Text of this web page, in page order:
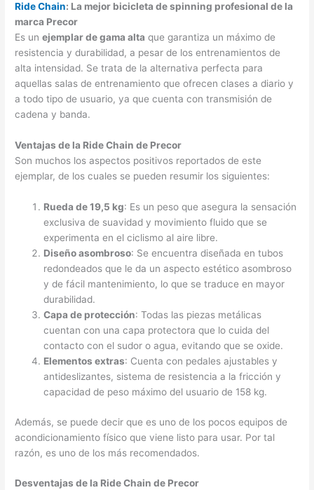
Ride Chain: La mejor bicicleta de spinning profesional de la
marca Precor
Es unejemplar de gama alta que garantiza un máximo de
resistencia y durabilidad, a pesar de los entrenamientos de
alta intensidad. Se trata de la alternativa perfecta para
aquellas salas de entrenamiento que ofrecen clases a diario y
a todo tipo de usuario, ya que cuenta con transmisión de
cadena y banda.
Ventajas de la Ride Chain de Precor
Son muchos los aspectos positivos reportados de este
ejemplar, de los cuales se pueden resumir los siguientes:
Rueda de 19,5 kg: Es un peso que asegura la sensación
exclusiva de suavidad y movimiento fluido que se
experimenta en el ciclismo al aire libre.
Diseño asombroso: Se encuentra diseñada en tubos
redondeados que le da un aspecto estético asombroso
y de fácil mantenimiento, lo que se traduce en mayor
durabilidad.
Capa de protección: Todas las piezas metálicas
cuentan con una capa protectora que lo cuida del
contacto con el sudor o agua, evitando que se oxide.
Elementos extras: Cuenta con pedales ajustables y
antideslizantes, sistema de resistencia a la fricción y
capacidad de peso máximo del usuario de 158 kg.
Además, se puede decir que es uno de los pocos equipos de
acondicionamiento físico que viene listo para usar. Por tal
razón, es uno de los más recomendados.
Desventajas de la Ride Chain de Precor